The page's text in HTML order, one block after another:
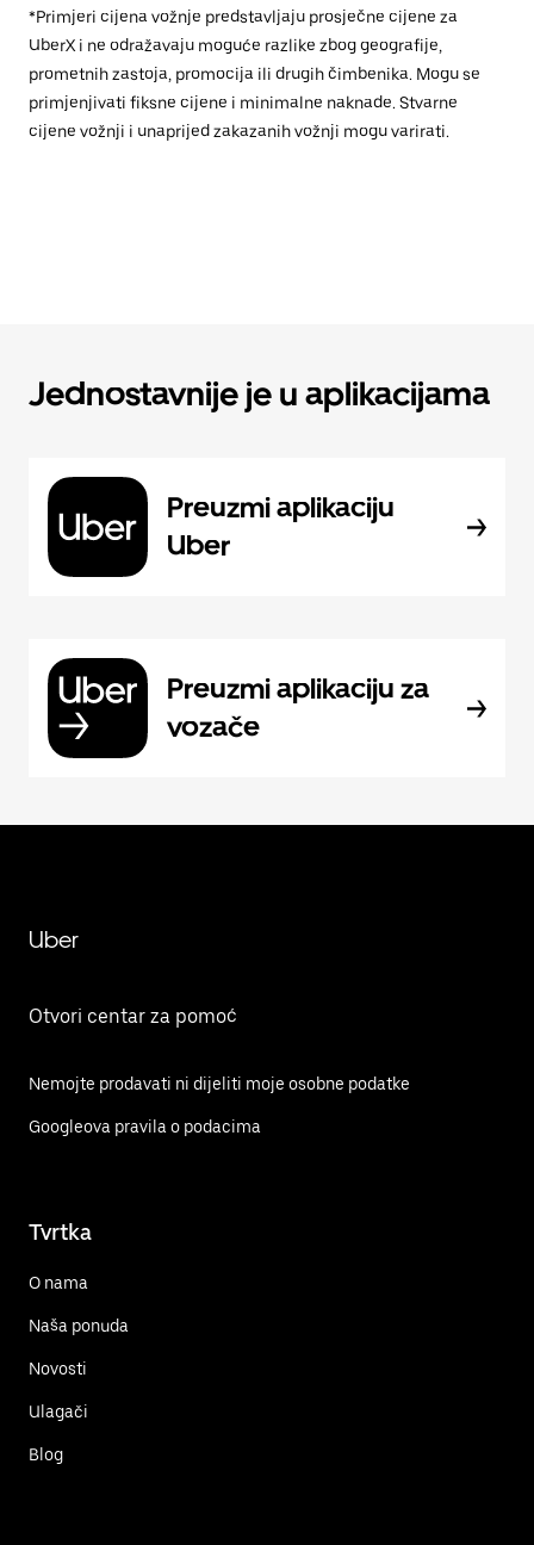
*Primjeri cijena vožnje predstavljaju prosječne cijene za
UberX i ne odražavaju moguće razlike zbog geografije,
prometnih zastoja, promocija ili drugih čimbenika. Mogu se
primjenjivati fiksne cijene i minimalne naknade. Stvarne
cijene vožnji i unaprijed zakazanih vožnji mogu varirati.
Jednostavnije je u aplikacijama
Preuzmi aplikaciju
Uber
Preuzmi aplikaciju za
vozače
Uber
Otvori centar za pomoć
Nemojte prodavati ni dijeliti moje osobne podatke
Googleova pravila o podacima
Tvrtka
O nama
Naša ponuda
Novosti
Ulagači
Blog